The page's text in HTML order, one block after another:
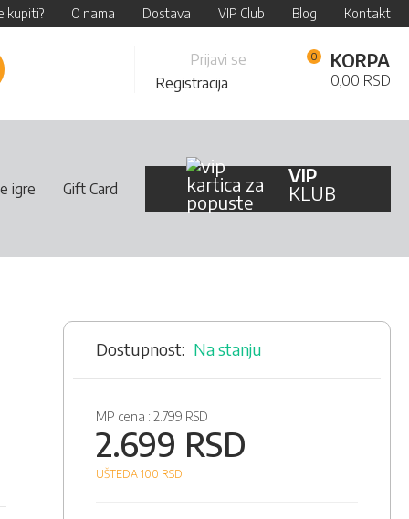
kupiti? O nama Dostava VIP Club Blog Kontakt
Content
Prijavi se
Registracija
KORPA
0,00 RSD
igre Gift Card
VIP
KLUB
Na stanju
MP cena : 2.799 RSD
2.699 RSD
UŠTEDA 100 RSD